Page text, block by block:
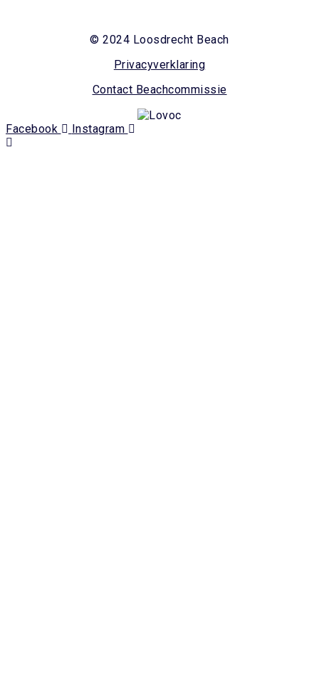
© 2024 Loosdrecht Beach
Privacyverklaring
Contact Beachcommissie
Facebook Instagram